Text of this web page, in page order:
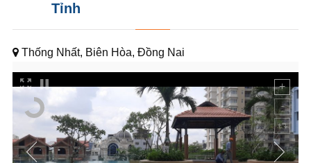
Tỉnh
Thống Nhất, Biên Hòa, Đồng Nai